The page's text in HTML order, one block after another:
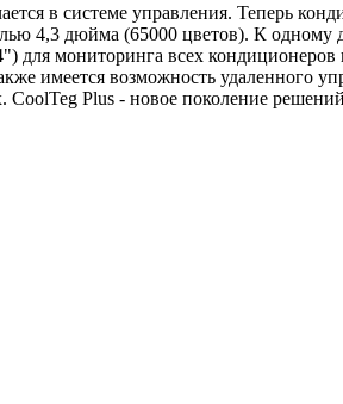
в системе управления. Теперь
4,3 дюйма (65000 цветов). К
для мониторинга всех
имеется возможность удаленного
CoolTeg Plus - новое поколение